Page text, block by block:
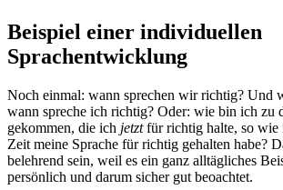
Beispiel einer individuellen
Sprachentwicklung
Noch einmal: wann sprechen wir richtig? Und
wann spreche ich richtig? Oder: wie bin ich zu
gekommen, die ich jetztfür richtig halte, so wie
Zeit meine Sprache für richtig gehalten habe?
belehrend sein, weil es ein ganz alltägliches
persönlich und darum sicher gut beoachtet.